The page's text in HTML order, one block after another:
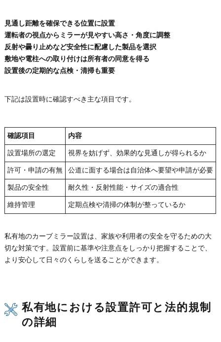
見通し距離を確保できる位置に設置
運転者の視点からミラーが見やすい高さ・角度に調整
反射や曇り止めなど安全性に配慮した製品を選択
敷地や電柱への取り付けは所有者の同意を得る
設置後の定期的な点検・清掃も重要
下記は設置時に確認すべき主な項目です。
確認項目
内容
設置場所の選定
視界を妨げず、効果的な見通しが得られるか
許可・申請の有無 公道に面する場合は自治体へ要望や申請が必要
製品の安全性
耐久性・反射性能・サイズの適合性
維持管理
定期点検や清掃の体制が整っているか
私有地のカーブミラー設置は、家族や利用者の安全を守るための大
切な対策です。設置前に基準や注意点をしっかり把握することで、
より安心して日々のくらしを送ることができます。
私有地における設置許可と法的規制
の詳細